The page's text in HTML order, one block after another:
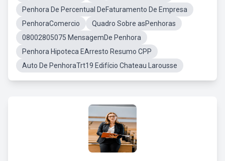
Penhora De Percentual DeFaturamento De Empresa
PenhoraComercio
Quadro Sobre asPenhoras
08002805075 MensagemDe Penhora
Penhora Hipoteca EArresto Resumo CPP
Auto De PenhoraTrt19 Edifício Chateau Larousse